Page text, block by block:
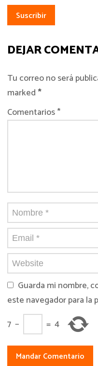
DEJAR
Tu correo no será
marked*
Comentarios *
Guarda mi nombre,
este navegador para la
7 − = 4